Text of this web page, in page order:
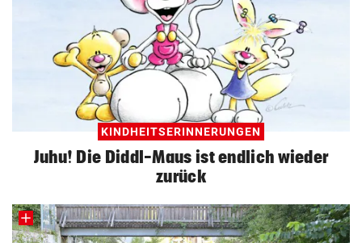
KINDHEITSERINNERUNGEN
Juhu! Die Diddl-Maus ist endlich wieder
zurück